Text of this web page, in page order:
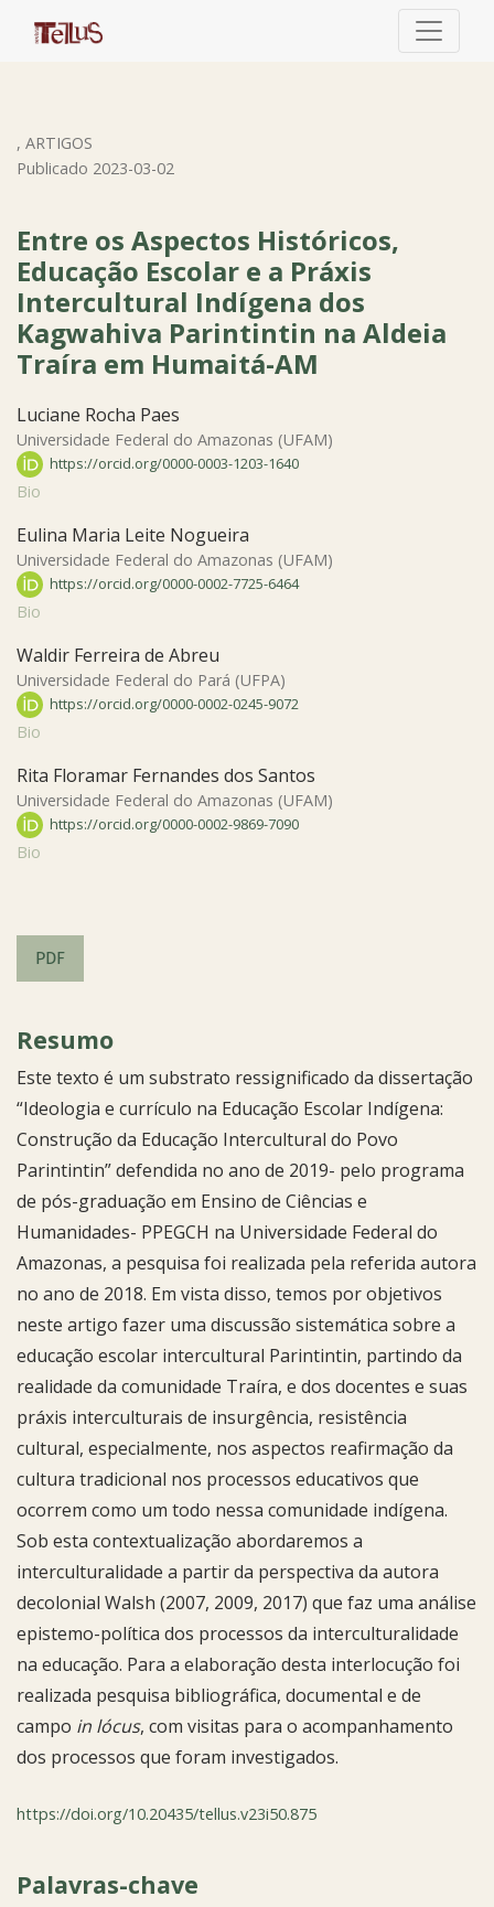
Entre os Aspectos Históricos, Educação Escolar e a
, ARTIGOS
Entre os Aspectos Históricos,
Educação Escolar e a Práxis
Intercultural Indígena dos
Kagwahiva Parintintin na Aldeia
Traíra em Humaitá-AM
Publicado 2023-03-02
Luciane Rocha Paes
Universidade Federal do Amazonas (UFAM)
https://orcid.org/0000-0003-1203-1640
Bio
Eulina Maria Leite Nogueira
Universidade Federal do Amazonas (UFAM)
https://orcid.org/0000-0002-7725-6464
Bio
Waldir Ferreira de Abreu
Universidade Federal do Pará (UFPA)
https://orcid.org/0000-0002-0245-9072
Bio
Rita Floramar Fernandes dos Santos
Universidade Federal do Amazonas (UFAM)
https://orcid.org/0000-0002-9869-7090
Bio
PDF
Palavras-chave
Resumo
Este texto é um substrato ressignificado da dissertação
“Ideologia e currículo na Educação Escolar Indígena:
Construção da Educação Intercultural do Povo
Parintintin” defendida no ano de 2019- pelo programa
de pós-graduação em Ensino de Ciências e
Humanidades- PPEGCH na Universidade Federal do
Amazonas, a pesquisa foi realizada pela referida autora
no ano de 2018. Em vista disso, temos por objetivos
neste artigo fazer uma discussão sistemática sobre a
educação escolar intercultural Parintintin, partindo da
realidade da comunidade Traíra, e dos docentes e suas
práxis interculturais de insurgência, resistência
cultural, especialmente, nos aspectos reafirmação da
cultura tradicional nos processos educativos que
ocorrem como um todo nessa comunidade indígena.
Sob esta contextualização abordaremos a
interculturalidade a partir da perspectiva da autora
decolonial Walsh (2007, 2009, 2017) que faz uma análise
epistemo-política dos processos da interculturalidade
na educação. Para a elaboração desta interlocução foi
realizada pesquisa bibliográfica, documental e de
campo in lócus, com visitas para o acompanhamento
dos processos que foram investigados.
https://doi.org/10.20435/tellus.v23i50.875